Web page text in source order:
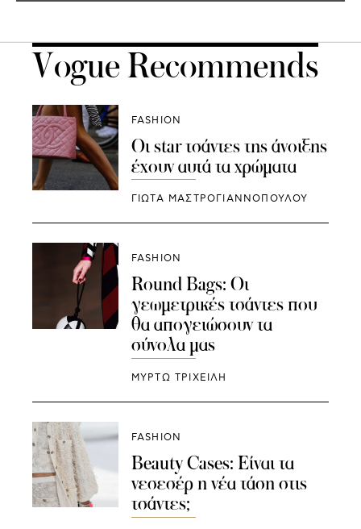
Vogue Recommends
FASHION
Οι star τσάντες της άνοιξης
έχουν αυτά τα χρώματα
ΓΙΩΤΑ ΜΑΣΤΡΟΓΙΑΝΝΟΠΟΥΛΟΥ
FASHION
Round Bags: Οι
γεωμετρικές τσάντες που
θα απογειώσουν τα
σύνολα μας
ΜΥΡΤΩ ΤΡΙΧΕΙΛΗ
FASHION
Beauty Cases: Είναι τα
νεσεσέρ η νέα τάση στις
τσάντες;